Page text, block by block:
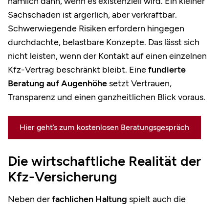
Sachschaden ist ärgerlich, aber verkraftbar.
Schwerwiegende Risiken erfordern hingegen
durchdachte, belastbare Konzepte. Das lässt sich
nicht leisten, wenn der Kontakt auf einen einzelnen
Kfz-Vertrag beschränkt bleibt. Einefundierte
Beratung auf Augenhöhe setzt Vertrauen,
Transparenz und einen ganzheitlichen Blick voraus.
Hier geht’s zum kostenlosen Beratungsgespräch
Die wirtschaftliche Realität der
Kfz-Versicherung
Neben derfachlichen Haltung spielt auch die